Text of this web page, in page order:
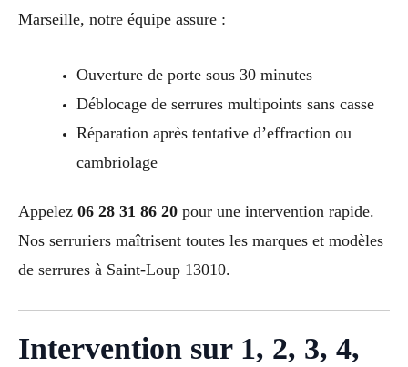
Marseille, notre équipe assure :
Ouverture de porte sous 30 minutes
Déblocage de serrures multipoints sans casse
Réparation après tentative d’effraction ou
cambriolage
Appelez 06 28 31 86 20 pour une intervention rapide.
Nos serruriers maîtrisent toutes les marques et modèles
de serrures à Saint-Loup 13010.
Intervention sur 1, 2, 3, 4,